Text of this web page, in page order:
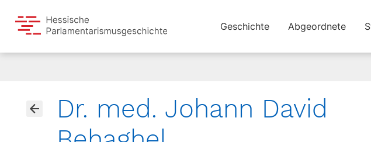
Geschichte Abgeordnete
Dr. med. Johann David